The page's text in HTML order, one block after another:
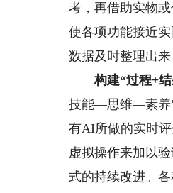
考，再借助实物
使各项功能接近
数据及时整理出
构建“过程+结
技能—思维—素养
有AI所做的实时
虚拟操作来加以
式的持续改进。